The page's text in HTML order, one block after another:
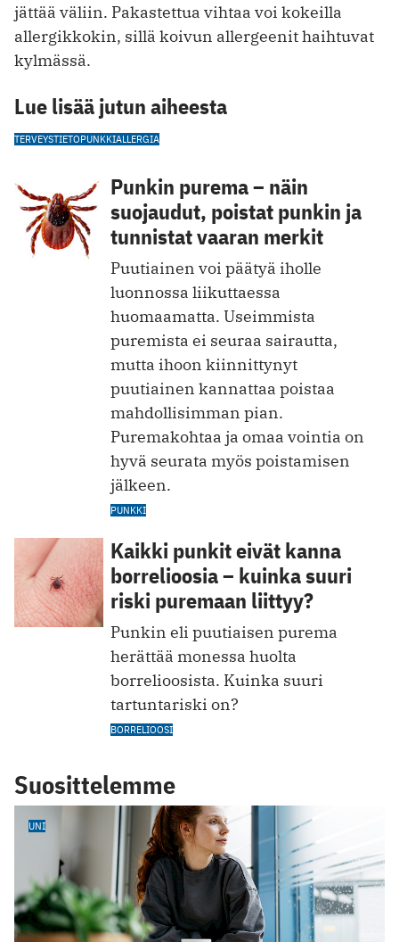
jättää väliin. Pakastettua vihtaa voi kokeilla
allergikkokin, sillä koivun allergeenit haihtuvat
kylmässä.
Lue lisää jutun aiheesta
TERVEYSTIETOPUNKKIALLERGIA
Punkin purema – näin
suojaudut, poistat punkin ja
tunnistat vaaran merkit
Puutiainen voi päätyä iholle
luonnossa liikuttaessa
huomaamatta. Useimmista
puremista ei seuraa sairautta,
mutta ihoon kiinnittynyt
puutiainen kannattaa poistaa
mahdollisimman pian.
Puremakohtaa ja omaa vointia on
hyvä seurata myös poistamisen
jälkeen.
PUNKKI
Kaikki punkit eivät kanna
borrelioosia – kuinka suuri
riski puremaan liittyy?
Punkin eli puutiaisen purema
herättää monessa huolta
borrelioosista. Kuinka suuri
tartuntariski on?
BORRELIOOSI
Suosittelemme
UNI